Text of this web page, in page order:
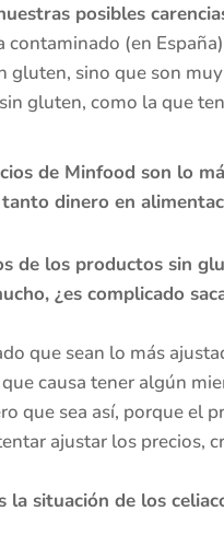
posibles
contaminado (en
gluten, sino que son
gluten, como la que
de Minfood son lo
dinero en
de los productos sin
¿es complicado
que sean lo más
causa tener algún
que sea así, porque el
ajustar los precios,
la situación de los